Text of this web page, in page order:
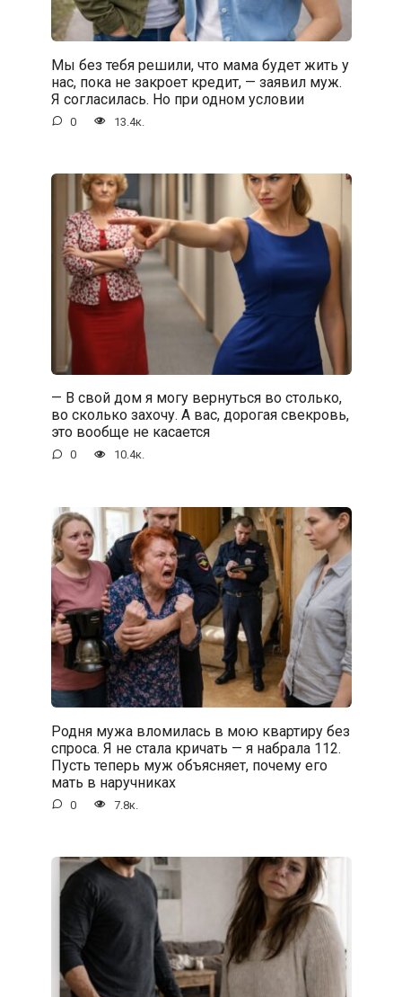
Мы без тебя решили, что мама будет жить у
нас, пока не закроет кредит, — заявил муж.
Я согласилась. Но при одном условии
0 13.4к.
— В свой дом я могу вернуться во столько,
во сколько захочу. А вас, дорогая свекровь,
это вообще не касается
0 10.4к.
Родня мужа вломилась в мою квартиру без
спроса. Я не стала кричать — я набрала 112.
Пусть теперь муж объясняет, почему его
мать в наручниках
0 7.8к.